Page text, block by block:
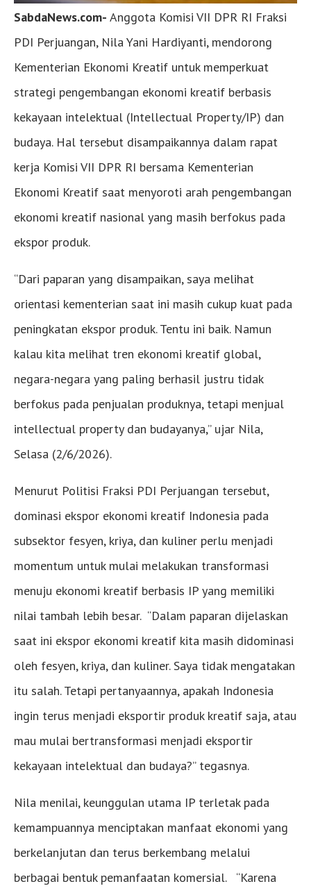
SabdaNews.com- Anggota Komisi VII DPR RI Fraksi
PDI Perjuangan, Nila Yani Hardiyanti, mendorong
Kementerian Ekonomi Kreatif untuk memperkuat
strategi pengembangan ekonomi kreatif berbasis
kekayaan intelektual (Intellectual Property/IP) dan
budaya. Hal tersebut disampaikannya dalam rapat
kerja Komisi VII DPR RI bersama Kementerian
Ekonomi Kreatif saat menyoroti arah pengembangan
ekonomi kreatif nasional yang masih berfokus pada
ekspor produk.
“Dari paparan yang disampaikan, saya melihat
orientasi kementerian saat ini masih cukup kuat pada
peningkatan ekspor produk. Tentu ini baik. Namun
kalau kita melihat tren ekonomi kreatif global,
negara-negara yang paling berhasil justru tidak
berfokus pada penjualan produknya, tetapi menjual
intellectual property dan budayanya,” ujar Nila,
Selasa (2/6/2026).
Menurut Politisi Fraksi PDI Perjuangan tersebut,
dominasi ekspor ekonomi kreatif Indonesia pada
subsektor fesyen, kriya, dan kuliner perlu menjadi
momentum untuk mulai melakukan transformasi
menuju ekonomi kreatif berbasis IP yang memiliki
nilai tambah lebih besar. “Dalam paparan dijelaskan
saat ini ekspor ekonomi kreatif kita masih didominasi
oleh fesyen, kriya, dan kuliner. Saya tidak mengatakan
itu salah. Tetapi pertanyaannya, apakah Indonesia
ingin terus menjadi eksportir produk kreatif saja, atau
mau mulai bertransformasi menjadi eksportir
kekayaan intelektual dan budaya?” tegasnya.
Nila menilai, keunggulan utama IP terletak pada
kemampuannya menciptakan manfaat ekonomi yang
berkelanjutan dan terus berkembang melalui
berbagai bentuk pemanfaatan komersial. “Karena